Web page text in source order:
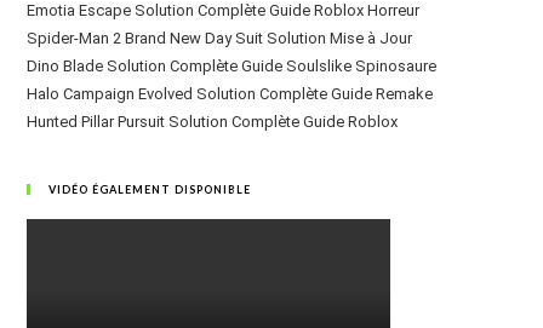
Emotia Escape Solution Complète Guide Roblox Horreur
Spider-Man 2 Brand New Day Suit Solution Mise à Jour
Dino Blade Solution Complète Guide Soulslike Spinosaure
Halo Campaign Evolved Solution Complète Guide Remake
Hunted Pillar Pursuit Solution Complète Guide Roblox
VIDÉO ÉGALEMENT DISPONIBLE